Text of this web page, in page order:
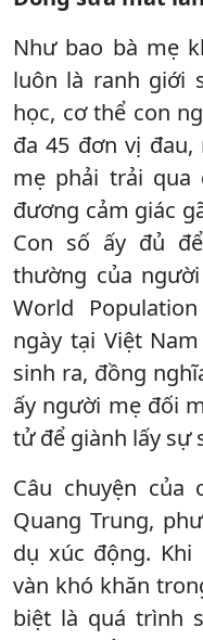
Như bao bà mẹ
luôn là ranh giới
học, cơ thể con
đa 45 đơn vị
mẹ phải trải qua
đương cảm giác
Con số ấy đủ
thường của
World
ngày tại Việt
sinh ra, đồng
ấy người mẹ đối
tử để giành lấy sự
Câu chuyện của
Quang Trung,
dụ xúc động.
vàn khó khăn
biệt là quá trình